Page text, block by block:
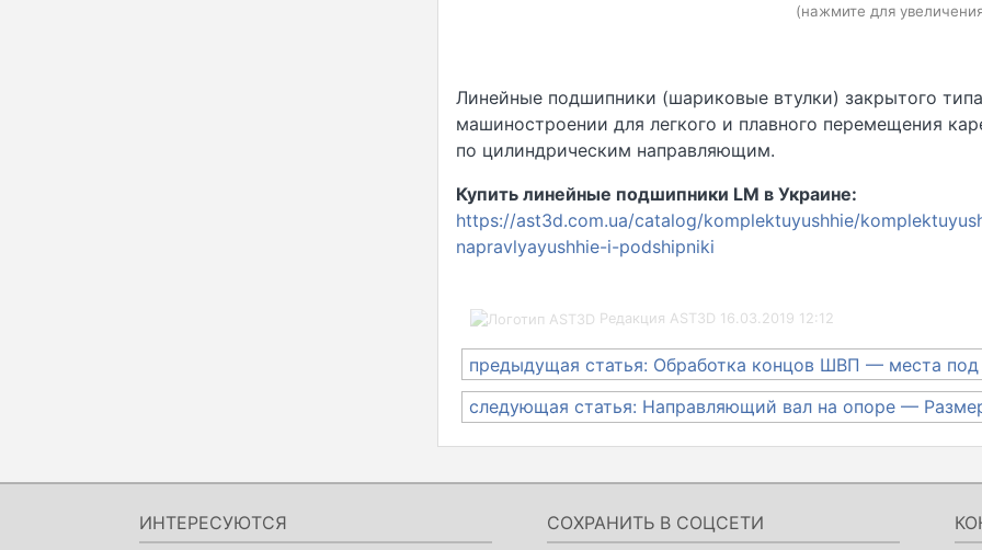
(нажмите для
Линейные подшипники (шариковые втулки) закрытого
машиностроении для легкого и плавного перемещения
по цилиндрическим направляющим.
Купить линейные подшипники LM в Украине:
https://ast3d.com.ua/catalog/komplektuyushhie/
napravlyayushhie-i-podshipniki
Редакция AST3D 16.03.2019 12:12
Навигация
по
записям
предыдущая статья: Обработка концов ШВП — места
следующая статья: Направляющий вал на опоре —
ИНТЕРЕСУЮТСЯ СОХРАНИТЬ В СОЦСЕТИ